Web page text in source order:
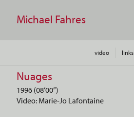
Michael Fahres
video links
Nuages
1996 (08’00”)
Video: Marie-Jo Lafontaine